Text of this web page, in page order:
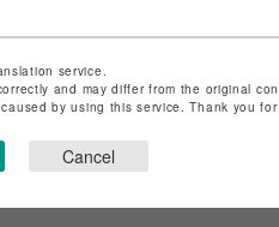
service.
and may differ from the original
by using this service. Thank you
Cancel